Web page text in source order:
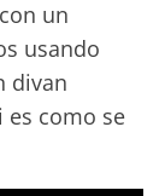
un
usando
divan
es como se